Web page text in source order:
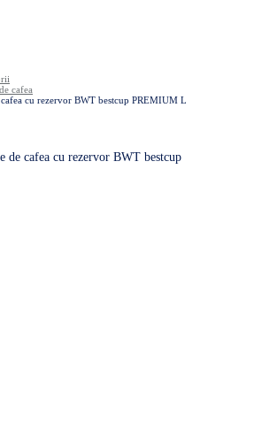
cafea
cu rezervor BWT bestcup PREMIUM L